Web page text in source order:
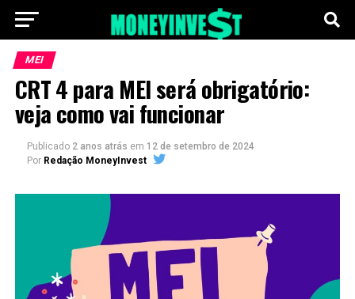
MEI
CRT 4 para MEI será obrigatório:
veja como vai funcionar
Publicado 2 anos atrás em 12 de setembro de 2024
Por Redação MoneyInvest